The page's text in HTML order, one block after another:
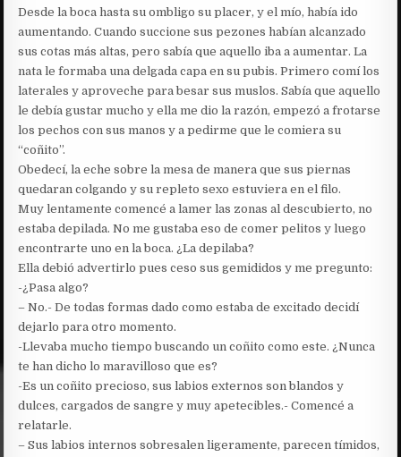
Desde la boca hasta su ombligo su placer, y el mío, había ido
aumentando. Cuando succione sus pezones habían alcanzado
sus cotas más altas, pero sabía que aquello iba a aumentar. La
nata le formaba una delgada capa en su pubis. Primero comí los
laterales y aproveche para besar sus muslos. Sabía que aquello
le debía gustar mucho y ella me dio la razón, empezó a frotarse
los pechos con sus manos y a pedirme que le comiera su
“coñito”.
Obedecí, la eche sobre la mesa de manera que sus piernas
quedaran colgando y su repleto sexo estuviera en el filo.
Muy lentamente comencé a lamer las zonas al descubierto, no
estaba depilada. No me gustaba eso de comer pelitos y luego
encontrarte uno en la boca. ¿La depilaba?
Ella debió advertirlo pues ceso sus gemididos y me pregunto:
-¿Pasa algo?
– No.- De todas formas dado como estaba de excitado decidí
dejarlo para otro momento.
-Llevaba mucho tiempo buscando un coñito como este. ¿Nunca
te han dicho lo maravilloso que es?
-Es un coñito precioso, sus labios externos son blandos y
dulces, cargados de sangre y muy apetecibles.- Comencé a
relatarle.
– Sus labios internos sobresalen ligeramente, parecen tímidos,